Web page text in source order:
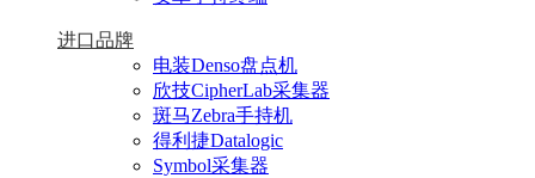
进口品牌
电装Denso盘点机
欣技CipherLab采集器
斑马Zebra手持机
得利捷Datalogic
Symbol采集器